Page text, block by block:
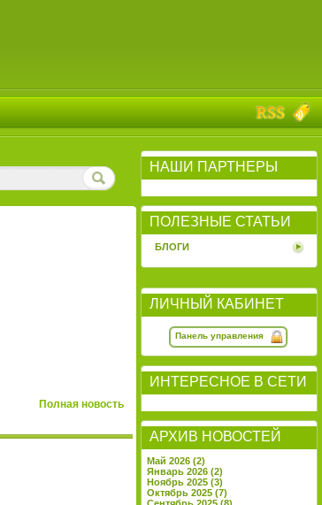
Полная новость
НАШИ ПАРТНЕРЫ
ПОЛЕЗНЫЕ СТАТЬИ
БЛОГИ
ЛИЧНЫЙ КАБИНЕТ
Панель управления
ИНТЕРЕСНОЕ В СЕТИ
АРХИВ НОВОСТЕЙ
Май 2026 (2)
Январь 2026 (2)
Ноябрь 2025 (3)
Октябрь 2025 (7)